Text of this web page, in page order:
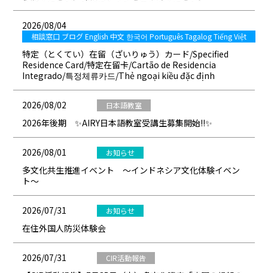
2026/08/04
相談窓口 ブログ English 中文 한국어 Português Tagalog Tiếng Việt
特定（とくてい）在留（ざいりゅう）カード/Specified
Residence Card/特定在留卡/Cartão de Residencia
Integrado/특정체류카드/Thẻ ngoại kiều đặc định
2026/08/02 日本語教室
2026年後期 ✨AIRY日本語教室受講生募集開始!!✨
2026/08/01 お知らせ
多文化共生推進イベント ～インドネシア文化体験イベン
ト～
2026/07/31 お知らせ
在住外国人防災体験会
2026/07/31 CIR活動報告